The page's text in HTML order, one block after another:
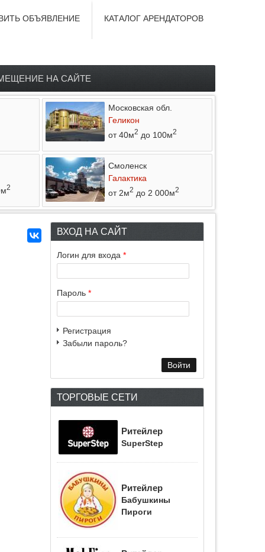
КАТАЛОГ АРЕНДАТОРОВ
ОБЪЯВЛЕНИЕ
НА САЙТЕ
Московская обл.
Геликон
от 40м2 до 100м2
2
Смоленск
Галактика
от 2м2 до 2 000м2
ВХОД НА САЙТ
Логин для входа *
Пароль *
Регистрация
Забыли пароль?
ТОРГОВЫЕ СЕТИ
Ритейлер
SuperStep
Ритейлер
Бабушкины
Пироги